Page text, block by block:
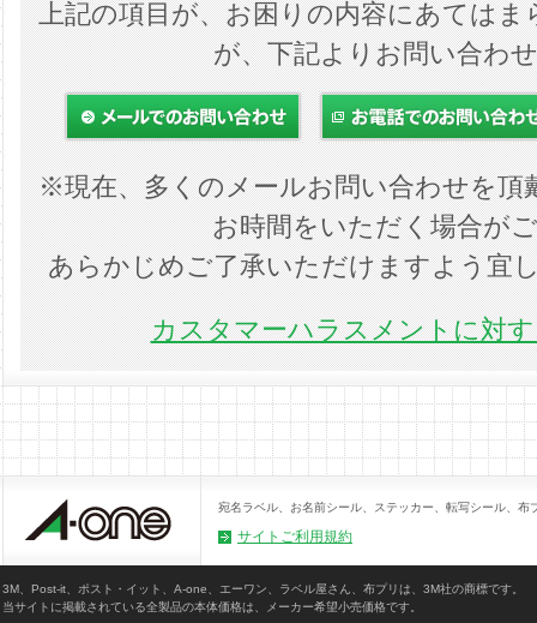
上記の項目が、お困りの内容にあては
が、下記よりお問い合わ
※現在、多くのメールお問い合わせを頂
お時間をいただく場合が
あらかじめご了承いただけますよう宜
カスタマーハラスメントに対
宛名ラベル、お名前シール、ステッカー、転写シール、
サイトご利用規約
3M、Post-it、ポスト・イット、A-one、エーワン、ラベル屋さん、布プリは、3M社の商標です。
当サイトに掲載されている全製品の本体価格は、メーカー希望小売価格です。